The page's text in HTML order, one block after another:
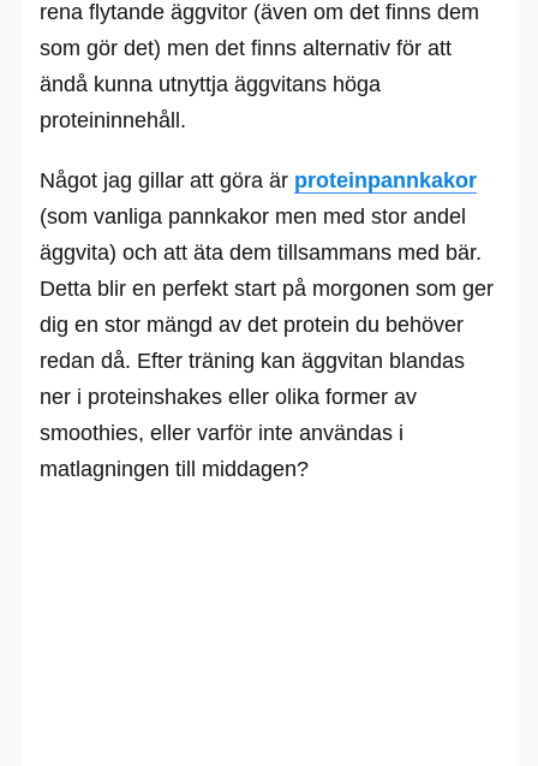
rena flytande äggvitor (även om det finns dem
som gör det) men det finns alternativ för att
ändå kunna utnyttja äggvitans höga
proteininnehåll.
Något jag gillar att göra är proteinpannkakor
(som vanliga pannkakor men med stor andel
äggvita) och att äta dem tillsammans med bär.
Detta blir en perfekt start på morgonen som ger
dig en stor mängd av det protein du behöver
redan då. Efter träning kan äggvitan blandas
ner i proteinshakes eller olika former av
smoothies, eller varför inte användas i
matlagningen till middagen?